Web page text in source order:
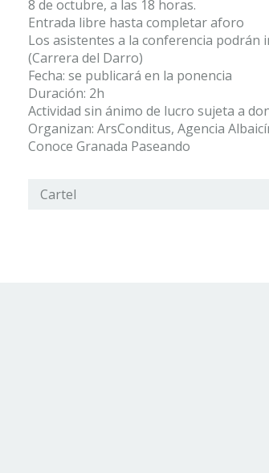
8 de octubre, a las 18 horas.
Entrada libre hasta completar aforo
Los asistentes a la conferencia podrán
(Carrera del Darro)
Fecha: se publicará en la ponencia
Duración: 2h
Actividad sin ánimo de lucro sujeta a
Organizan: ArsConditus, Agencia
Conoce Granada Paseando
Cartel